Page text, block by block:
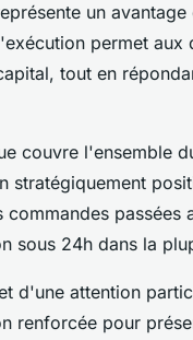
un
permet
tout en
couvre l'ensemble
stratégiquement
commandes passées
sous 24h dans la
d'une attention
renforcée pour